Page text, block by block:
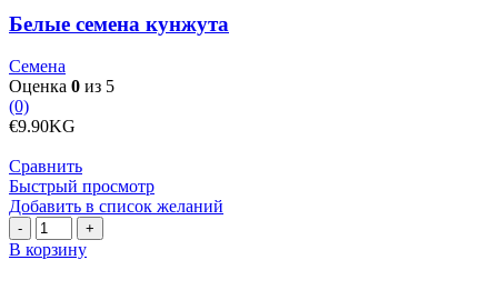
Белые семена кунжута
Семена
Оценка 0 из 5
(0)
€9.90KG
Сравнить
Быстрый просмотр
Добавить в список желаний
Количество
товара
Бланшированные
В корзину